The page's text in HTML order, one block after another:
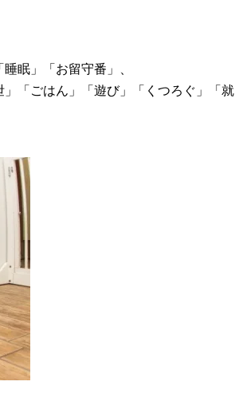
眠」「お留守番」、
「ごはん」「遊び」「くつろぐ」「就